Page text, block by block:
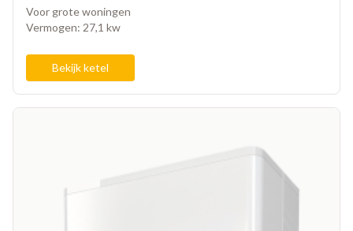
Voor grote woningen
Vermogen: 27,1 kw
Bekijk ketel